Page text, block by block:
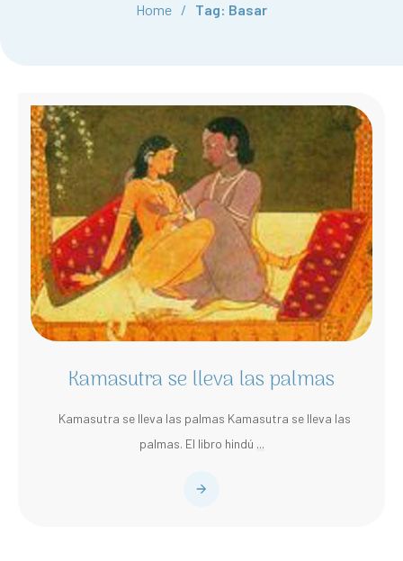
Home / Tag: Basar
Kamasutra se lleva las palmas
Kamasutra se lleva las palmas Kamasutra se lleva las
palmas. El libro hindú ...